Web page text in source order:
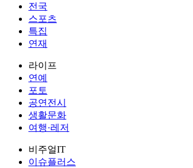
전국
스포츠
특집
연재
라이프
연예
포토
공연전시
생활문화
여행·레저
비주얼IT
이슈플러스